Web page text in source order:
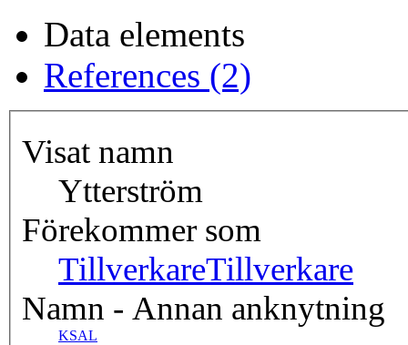
Data elements
References (2)
Visat namn
Ytterström
Förekommer som
TillverkareTillverkare
Namn - Annan anknytning
KSAL